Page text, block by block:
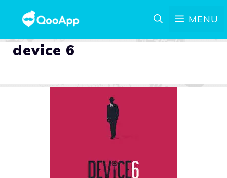
MENU
device 6